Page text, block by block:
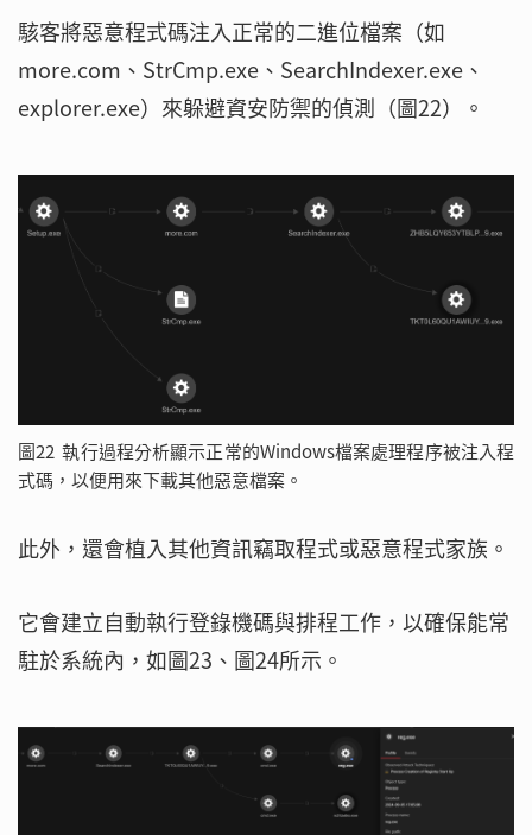
駭客將惡意程式碼注入正常的二進位檔案（如
more.com、StrCmp.exe、SearchIndexer.exe、
explorer.exe）來躲避資安防禦的偵測（圖22）。
圖22 執行過程分析顯示正常的Windows檔案處理程序被注入程
式碼，以便用來下載其他惡意檔案。
此外，還會植入其他資訊竊取程式或惡意程式家族。
它會建立自動執行登錄機碼與排程工作，以確保能常
駐於系統內，如圖23、圖24所示。